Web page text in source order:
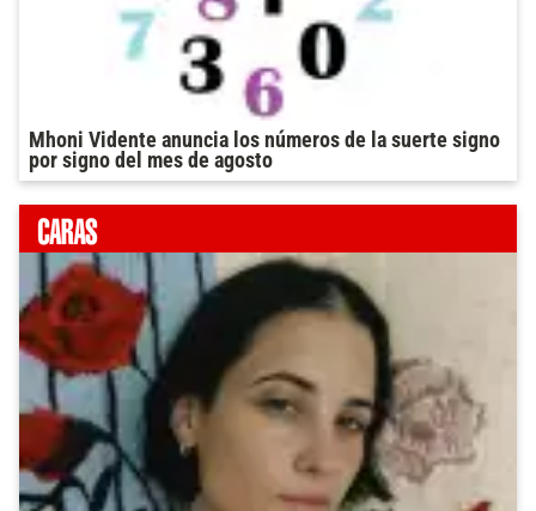
Mhoni Vidente anuncia los números de la suerte signo
por signo del mes de agosto